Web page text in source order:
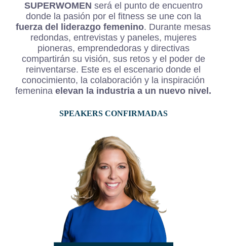
SUPERWOMEN será el punto de encuentro
donde la pasión por el fitness se une con la
fuerza del liderazgo femenino. Durante mesas
redondas, entrevistas y paneles, mujeres
pioneras, emprendedoras y directivas
compartirán su visión, sus retos y el poder de
reinventarse. Este es el escenario donde el
conocimiento, la colaboración y la inspiración
femeninaelevan la industria a un nuevo nivel.
SPEAKERS CONFIRMADAS